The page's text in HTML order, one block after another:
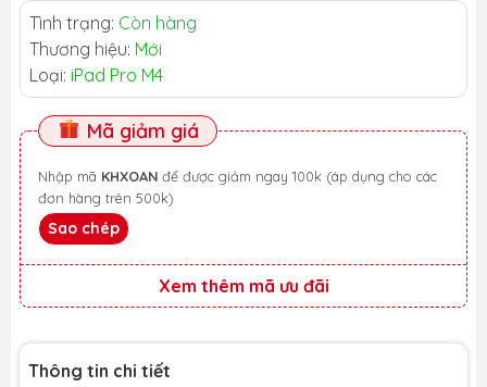
Tình trạng: Còn hàng
Thương hiệu: Mới
Loại: iPad Pro M4
Mã giảm giá
Nhập mã KHXOAN
đơn hàng trên 500k)
Sao chép
Xem thêm mã ưu đãi
Thông tin chi tiết